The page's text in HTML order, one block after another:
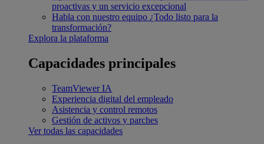
proactivas y un servicio excepcional
Habla con nuestro equipo ¿Todo listo para la
transformación?
Explora la plataforma
Capacidades principales
TeamViewer IA
Experiencia digital del empleado
Asistencia y control remotos
Gestión de activos y parches
Ver todas las capacidades